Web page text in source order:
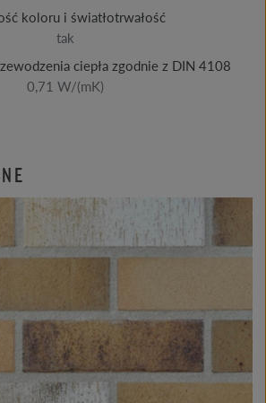
koloru i światłotrwałość
tak
ciepła zgodnie z DIN 4108
0,71 W/(mK)